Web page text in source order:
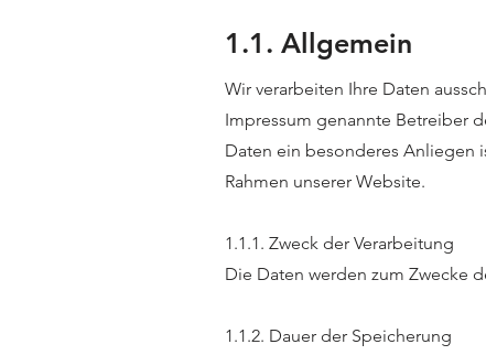
1.1. Allgemein
Wir verarbeiten Ihre Daten
Impressum genannte Betreiber
Daten ein besonderes Anliegen
Rahmen unserer Website.
1.1.1. Zweck der Verarbeitung
Die Daten werden zum Zwecke
1.1.2. Dauer der Speicherung